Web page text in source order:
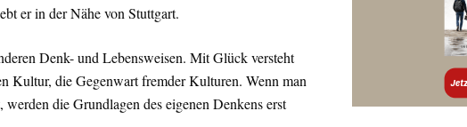
er in der Nähe von Stuttgart.
Denk- und Lebensweisen. Mit Glück versteht
Kultur, die Gegenwart fremder Kulturen. Wenn man
die Grundlagen des eigenen Denkens erst